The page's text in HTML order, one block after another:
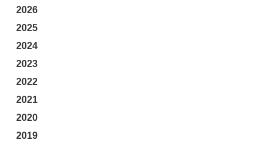
2026
2025
2024
2023
2022
2021
2020
2019